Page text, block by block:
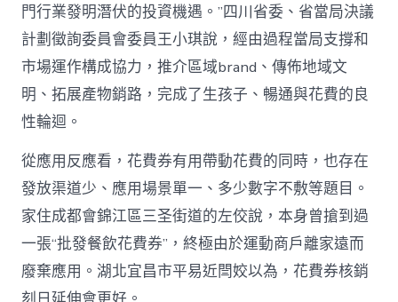
門行業發明潛伏的投資機遇。”四川省委、省當局決議
計劃徵詢委員會委員王小琪說，經由過程當局支撐和
市場運作構成協力，推介區域brand、傳佈地域文
明、拓展產物銷路，完成了生孩子、暢通與花費的良
性輪迴。
從應用反應看，花費券有用帶動花費的同時，也存在
發放渠道少、應用場景單一、多少數字不敷等題目。
家住成都會錦江區三圣街道的左佼說，本身曾搶到過
一張“批發餐飲花費券”，終極由於運動商戶離家遠而
廢棄應用。湖北宜昌市平易近閆姣以為，花費券核銷